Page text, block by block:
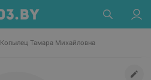
Копылец Тамара Михайловна